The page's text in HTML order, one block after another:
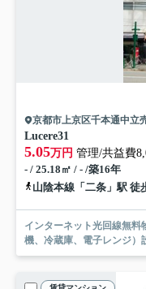
京都市上京区千本通中立
Lucere31
5.05万円 管理/共益費
- / 25.18㎡ / - /築16年
山陰本線「二条」駅 徒
インターネット光回線無料
機、冷蔵庫、電子レンジ）